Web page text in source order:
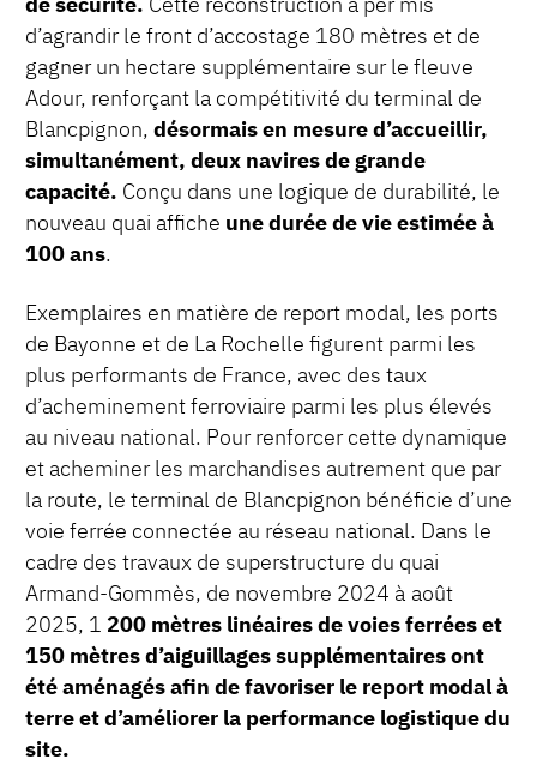
d’agrandir le front d’accostage 180 mètres et de
gagner un hectare supplémentaire sur le fleuve
Adour, renforçant la compétitivité du terminal de
Blancpignon, désormais en mesure d’accueillir,
simultanément, deux navires de grande
capacité. Conçu dans une logique de durabilité, le
nouveau quai affiche une durée de vie estimée à
100 ans.
Exemplaires en matière de report modal, les ports
de Bayonne et de La Rochelle figurent parmi les
plus performants de France, avec des taux
d’acheminement ferroviaire parmi les plus élevés
au niveau national. Pour renforcer cette dynamique
et acheminer les marchandises autrement que par
la route, le terminal de Blancpignon bénéficie d’une
voie ferrée connectée au réseau national. Dans le
cadre des travaux de superstructure du quai
Armand-Gommès, de novembre 2024 à août
2025, 1 200 mètres linéaires de voies ferrées et
150 mètres d’aiguillages supplémentaires ont
été aménagés afin de favoriser le report modal à
terre et d’améliorer la performance logistique du
site.